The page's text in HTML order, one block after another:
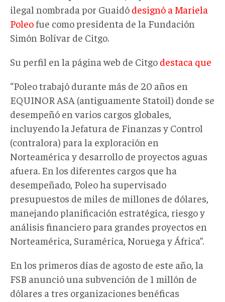
ilegal nombrada por Guaidó designó a Mariela
Poleo fue como presidenta de la Fundación
Simón Bolívar de Citgo.
Su perfil en la página web de Citgo destaca que
“Poleo trabajó durante más de 20 años en
EQUINOR ASA (antiguamente Statoil) donde se
desempeñó en varios cargos globales,
incluyendo la Jefatura de Finanzas y Control
(contralora) para la exploración en
Norteamérica y desarrollo de proyectos aguas
afuera. En los diferentes cargos que ha
desempeñado, Poleo ha supervisado
presupuestos de miles de millones de dólares,
manejando planificación estratégica, riesgo y
análisis financiero para grandes proyectos en
Norteamérica, Suramérica, Noruega y África”.
En los primeros días de agosto de este año, la
FSB anunció una subvención de 1 millón de
dólares a tres organizaciones benéficas